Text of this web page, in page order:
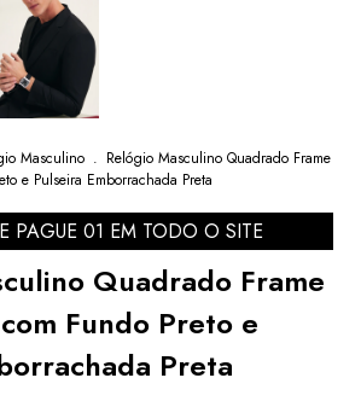
Masculino . Relógio Masculino Quadrado Frame
e Pulseira Emborrachada Preta
PAGUE 01 EM TODO O SITE
Quadrado Frame
Fundo Preto e
Preta